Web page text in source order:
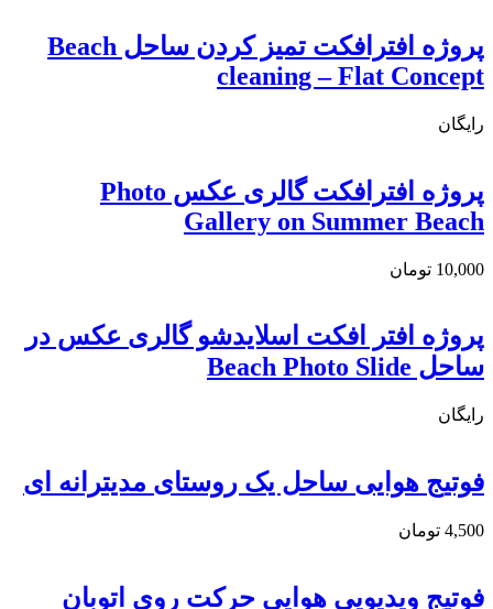
پروژه افترافکت تمیز کردن ساحل Beach
cleaning – Flat Concept
رایگان
پروژه افترافکت گالری عکس Photo
Gallery on Summer Beach
10,000 تومان
پروژه افتر افکت اسلایدشو گالری عکس در
ساحل Beach Photo Slide
رایگان
فوتیج هوایی ساحل یک روستای مدیترانه ای
4,500 تومان
فوتیج ویدیویی هوایی حرکت روی اتوبان